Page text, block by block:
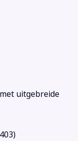
uitgebreide